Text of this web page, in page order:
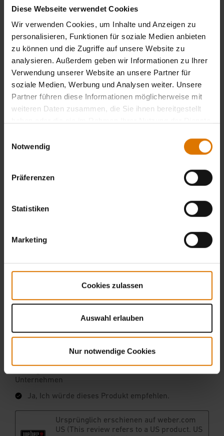
Diese Webseite verwendet Cookies
Wir verwenden Cookies, um Inhalte und Anzeigen zu
personalisieren, Funktionen für soziale Medien anbieten
zu können und die Zugriffe auf unsere Website zu
analysieren. Außerdem geben wir Informationen zu Ihrer
Verwendung unserer Website an unsere Partner für
soziale Medien, Werbung und Analysen weiter. Unsere
Partner führen diese Informationen möglicherweise mit
weiteren Daten zusammen, die Sie ihnen bereitgestellt
Notwendig
Präferenzen
Statistiken
Marketing
Cookies zulassen
Auswahl erlauben
Nur notwendige Cookies